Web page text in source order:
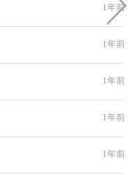
1年前
1年前
1年前
1年前
1年前